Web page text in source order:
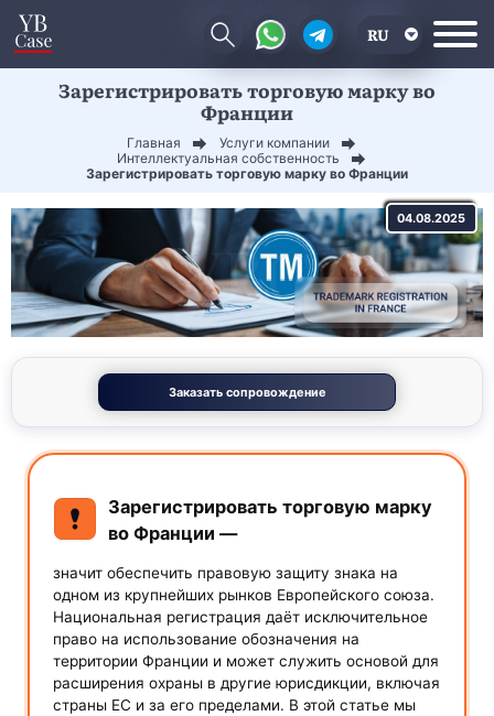
RU
Зарегистрировать торговую марку во
Франции
Главная
Услуги компании
Интеллектуальная собственность
Зарегистрировать торговую марку во Франции
04.08.2025
Заказать сопровождение
Зарегистрировать торговую марку
во Франции —
значит обеспечить правовую защиту знака на
одном из крупнейших рынков Европейского союза.
Национальная регистрация даёт исключительное
право на использование обозначения на
территории Франции и может служить основой для
расширения охраны в другие юрисдикции, включая
страны ЕС и за его пределами. В этой статье мы